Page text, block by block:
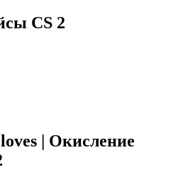
CS 2
| Окисление